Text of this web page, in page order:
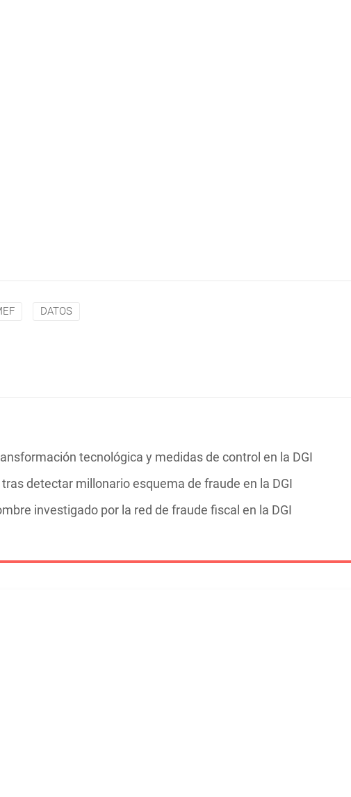
DATOS
tecnológica y medidas de control en la DGI
detectar millonario esquema de fraude en la DGI
investigado por la red de fraude fiscal en la DGI